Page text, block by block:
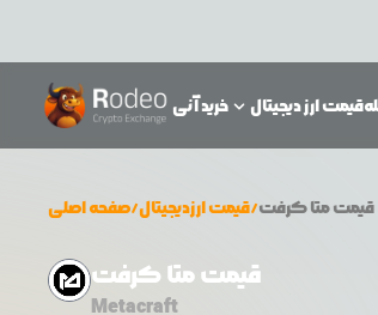
خرید آنی قیمت ارز دیجیتال
صفحه اصلی/قیمت ارزدیجیتال/ قیمتمتا کرفت
قیمت متا کرفت
Metacraft